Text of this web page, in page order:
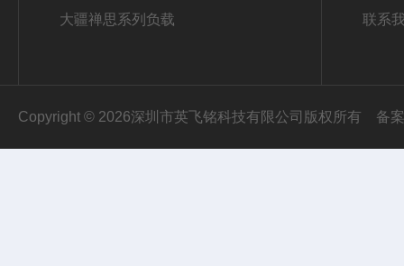
大疆禅思系列负载 联系
Copyright © 2026深圳市英飞铭科技有限公司版权所有 备